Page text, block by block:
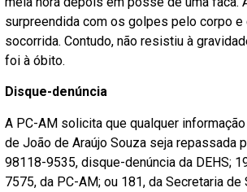
surpreendida com os golpes pelo corpo e
socorrida. Contudo, não resistiu à
foi à óbito.
Disque-denúncia
A PC-AM solicita que qualquer
de João de Araújo Souza seja repassada
98118-9535, disque-denúncia da DEHS;
7575, da PC-AM; ou 181, da Secretaria de